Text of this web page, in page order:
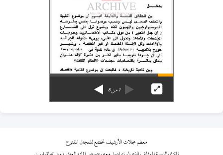
1من8
معظم مجلات الأرشيف تخضع للمجال المفتوح